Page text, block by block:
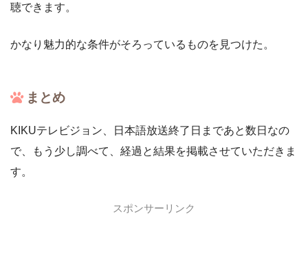
聴できます。
かなり魅力的な条件がそろっているものを見つけた。
まとめ
KIKUテレビジョン、日本語放送終了日まであと数日なの
で、もう少し調べて、経過と結果を掲載させていただきま
す。
スポンサーリンク